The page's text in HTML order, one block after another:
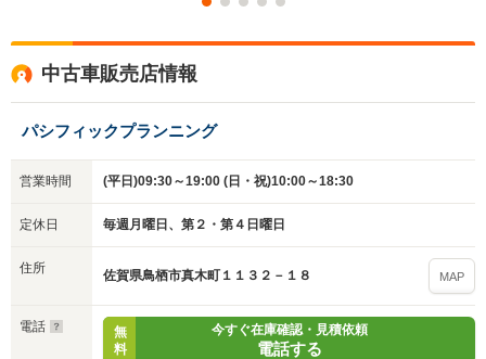
中古車販売店情報
パシフィックプランニング
営業時間 (平日)09:30～19:00 (日・祝)10:00～18:30
定休日 毎週月曜日、第２・第４日曜日
住所 佐賀県鳥栖市真木町１１３２－１８ MAP
電話
無
料
今すぐ在庫確認・見積依頼
電話する
入力途中の情報を保存しますか？
※次回問い合わせをする際に自動入力されます
※保存された情報は
いいえ はい